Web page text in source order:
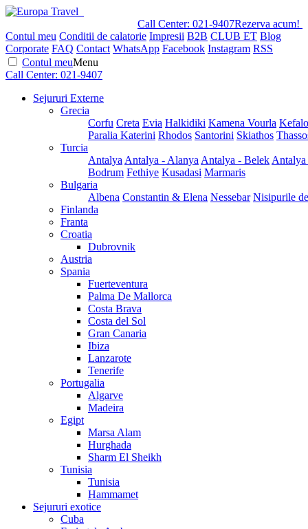
Call Center: 021-9407Rezerva acum!
Contul meu Conditii de calatorie Impresii B2B CLUB ET Blog
Corporate FAQ Contact WhatsApp Facebook Instagram RSS
Contul meuMenu
Call Center: 021-9407
Sejururi Externe
Grecia
Corfu Creta Evia Halkidiki Kamena Vourla
Paralia Katerini Rhodos Santorini Skiathos
Turcia
Antalya Antalya - Alanya Antalya - Belek
Bodrum Fethiye Kusadasi Marmaris
Bulgaria
Albena Constantin & Elena Nessebar Nisipurile
Finlanda
Franta
Croatia
Dubrovnik
Austria
Spania
Fuerteventura
Palma De Mallorca
Costa Brava
Costa del Sol
Gran Canaria
Ibiza
Lanzarote
Tenerife
Portugalia
Algarve
Madeira
Egipt
Marsa Alam
Hurghada
Sharm El Sheikh
Tunisia
Tunisia
Hammamet
Sejururi exotice
Cuba